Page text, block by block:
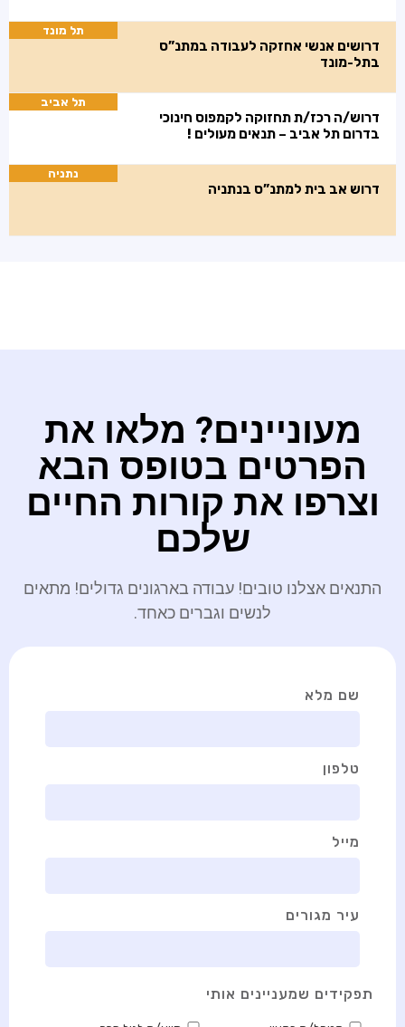
דרושים אנשי אחזקה לעבודה במתנ”ס
בתל-מונד
תל מונד
דרוש/ה רכז/ת תחזוקה לקמפוס חינוכי
בדרום תל אביב – תנאים מעולים !
תל אביב
דרוש אב בית למתנ”ס בנתניה
נתניה
מעוניינים? מלאו את
הפרטים בטופס הבא
וצרפו את קורות החיים
שלכם
התנאים אצלנו טובים! עבודה בארגונים גדולים! מתאים
לנשים וגברים כאחד.
שם מלא
טלפון
מייל
עיר מגורים
תפקידים שמעניינים אותי